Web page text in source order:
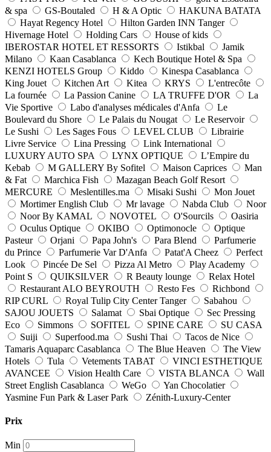
& spa
GS-Boutaled H & A Optic
HAKUNA BATATA
Hayat Regency Hotel
Hilton Garden INN Tanger
Hivernage Hotel
Holding Cars
House of kids
IBEROSTAR HOTEL ET RESSORTS
Istikbal
Jamik
Milano
Kaan Casablanca
Kech Boutique Hotel & Spa
KENZI HOTELS Group
Kiddo
Kinespa Casablanca
King Jouet
Kitchen Art Kitea KRYS
L'entrecôte
La fournée
La Passion Canine LA TRUFFE D'OR
La
Vie Sportive
Labo d'analyses médicales d'Anfa
Le
Boulevard du Shore
Le Palais du Nougat
Le Reservoir
Le Sushi
Les Sages Fous LEVEL CLUB
Librairie
Livre Service
Lina Pressing
Link International
LUXURY AUTO SPA
LYNX OPTIQUE
L’Empire du
Kebab
M GALLERY By Sofitel Maison Caprices
Man
& Fat
Marchica Fish
Mazagan Beach Golf Resort
MERCURE
Meslentilles.ma Misaki Sushi
Mon Jouet
Mortimer English Club
Mr lavage Nabda Club
Noor
Noor By KAMAL
NOVOTEL O'Sourcils
Oasiria
Oculus Optique
OKIBO Optimonocle
Optique
Pasteur
Orjani Papa John's Para Blend
Parfumerie
du Prince
Parfumerie Var D'Anfa Patat'A Cheez
Perfect
Look
Pincée De Sel Pizza Al Metro
Play Academy
Point S
QUIKSILVER R Beauty lounge
Relax Hotel
Restaurant ALO BEYROUTH
Resto Fes
Richbond
RIP CURL
Royal Tulip City Center Tanger
Sabahou
SAJOU JOUETS
Salamat Sbai Optique
Sec Pressing
Eco
Simmons SOFITEL SPINE CARE
SU CASA
Suiji
Superfood.ma Sushi Thai
Tacos de Nice
Tamaris Aquaparc Casablanca
The Blue Heaven
The View
Hotels
Tula Vetements TABAT
VINCI ESTHETIQUE
AVANCEE
Vision Health Care VISTA BLANCA
Wall
Street English Casablanca
WeGo
Yan Chocolatier
Yasmine Fun Park & Laser Park
Zénith-Luxury-Center
Prix
Min